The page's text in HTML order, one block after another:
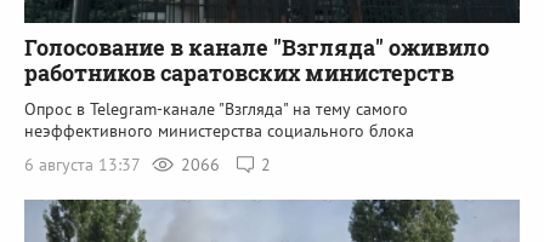
Голосование в канале "Взгляда" оживило
работников саратовских министерств
Опрос в Telegram-канале "Взгляда" на тему самого
неэффективного министерства социального блока
6 августа 13:37
2066 2